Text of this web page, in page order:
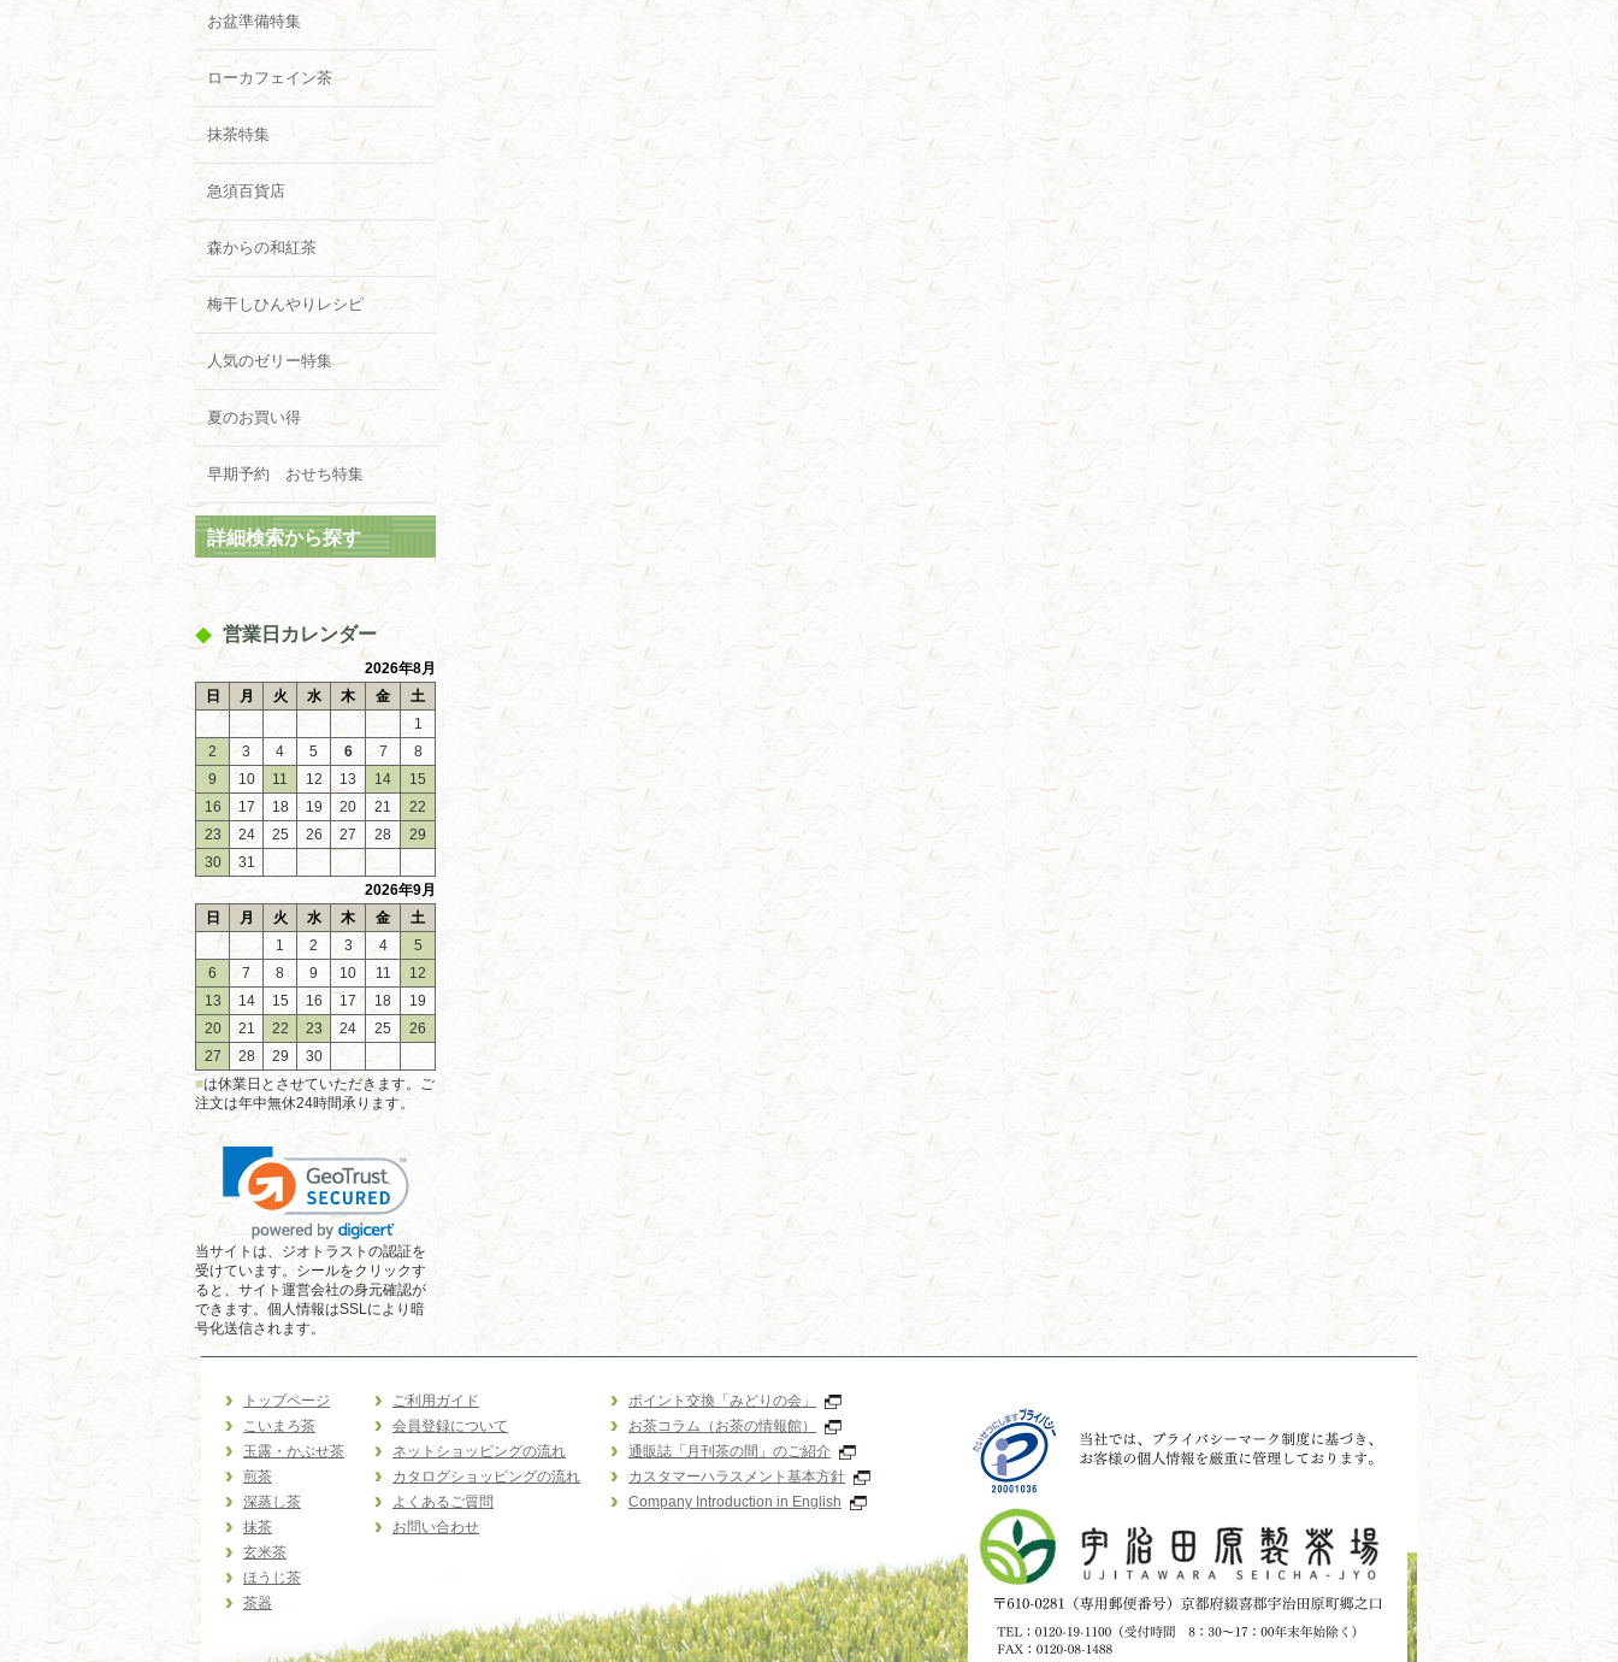
お盆準備特集
ローカフェイン茶
抹茶特集
急須百貨店
森からの和紅茶
梅干しひんやりレシピ
人気のゼリー特集
夏のお買い得
早期予約 おせち特集
詳細検索から探す
営業日カレンダー
2026年8月
日
月 火 水 木 金
土
1
2
3 4 5 6 7
8
9
10 11 12 13 14
15
16
17 18 19 20 21
22
23
24 25 26 27 28
29
30
31
2026年9月
日
月 火 水 木 金
土
1
2 3 4
5
6
7 8 9 10 11
12
13
14 15 16 17 18
19
20
21 22 23 24 25
26
27
28 29
30
■は休業日とさせていただきます。ご
注文は年中無休24時間承ります。
当サイトは、ジオトラストの認証を
受けています。シールをクリックす
ると、サイト運営会社の身元確認が
できます。個人情報はSSLにより暗
号化送信されます。
トップページ
こいまろ茶
玉露・かぶせ茶
煎茶
深蒸し茶
抹茶
玄米茶
ほうじ茶
茶器
ご利用ガイド
会員登録について
ネットショッピングの流れ
カタログショッピングの流れ
よくあるご質問
お問い合わせ
ポイント交換「みどりの会」
お茶コラム（お茶の情報館）
通販誌「月刊茶の間」のご紹介
カスタマーハラスメント基本方針
Company Introduction in English